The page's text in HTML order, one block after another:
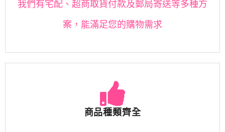
我們有宅配、超商取貨付款及郵局寄送等多種方
案，能滿足您的購物需求
商品種類齊全